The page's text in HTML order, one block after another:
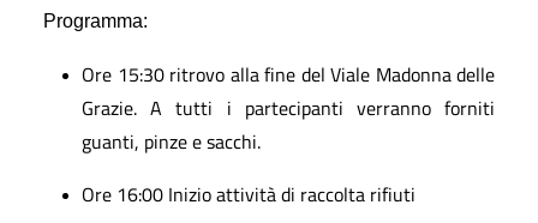
Programma:
Ore 15:30 ritrovo alla fine del Viale Madonna delle
Grazie. A tutti i partecipanti verranno forniti
guanti, pinze e sacchi.
Ore 16:00 Inizio attività di raccolta rifiuti